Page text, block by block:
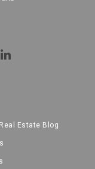
Estate Blog